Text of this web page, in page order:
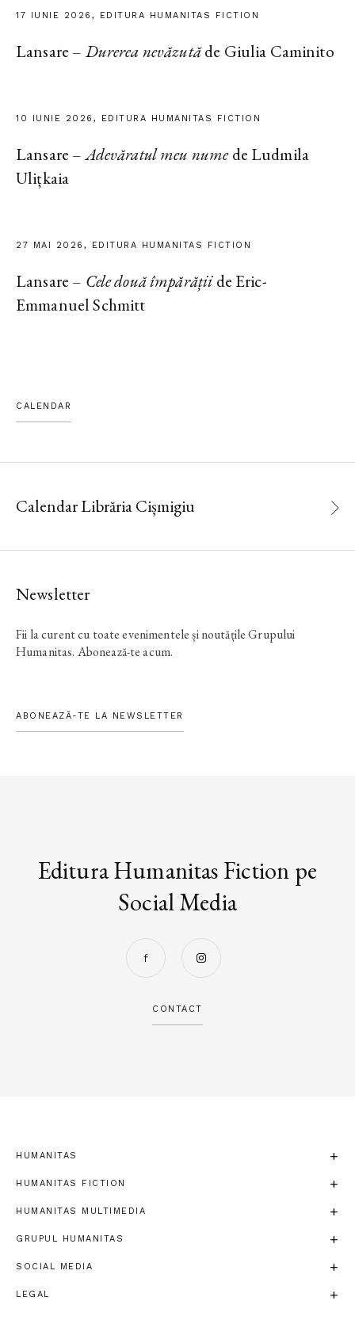
17 IUNIE 2026, EDITURA HUMANITAS FICTION
Lansare – Durerea nevăzutăde Giulia Caminito
10 IUNIE 2026, EDITURA HUMANITAS FICTION
Lansare –Adevăratul meu numede Ludmila
Ulițkaia
27 MAI 2026, EDITURA HUMANITAS FICTION
Lansare – Cele două împărățiide Eric-
Emmanuel Schmitt
CALENDAR
Calendar Librăria Cișmigiu
Newsletter
Fii la curent cu toate evenimentele și noutățile Grupului
Humanitas. Abonează-te acum.
ABONEAZĂ-TE LA NEWSLETTER
Editura Humanitas Fiction pe
Social Media
CONTACT
HUMANITAS
HUMANITAS FICTION
HUMANITAS MULTIMEDIA
GRUPUL HUMANITAS
SOCIAL MEDIA
LEGAL